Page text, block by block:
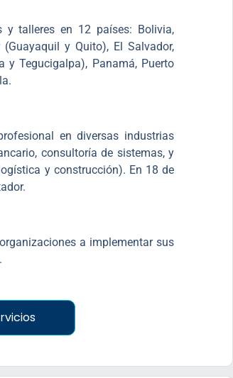
y talleres en 12 países: Bolivia,
y Quito), El Salvador,
y Tegucigalpa), Panamá, Puerto
en diversas industrias
consultoría de sistemas, y
y construcción). En 18 de
a implementar sus